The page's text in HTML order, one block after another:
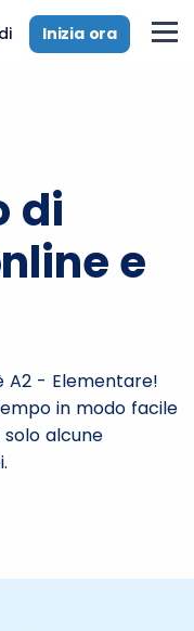
Inizia ora
di
e
A2 - Elementare!
in modo facile
alcune